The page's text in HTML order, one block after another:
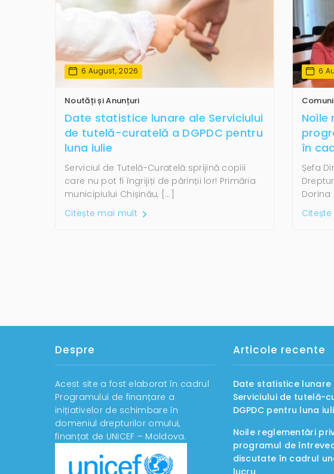
6 August, 2026
Noutăți și Anunțuri
Date statistice lunare ale Serviciului
de tutelă-curatelă a DGPDC pentru
luna iulie
Serviciul de Tutelă-Curatelă sprijină copiii
care nu pot fi îngrijiți de părinții lor! Primăria
municipiului Chișinău, […]
Citește mai mult
6
Noile
în
Șefa
Dorina
Despre
Acest site a fost elaborat în cadrul
Programului de finanțare a
inițiativelor de schimbare în
domeniul drepturilor omului,
finanțat de UNICEF – Moldova.
Articole recente
Date statistice lunare
Serviciului de tutelă-
DGPDC pentru luna
Noile reglementări
programul de
discutate în cadrul